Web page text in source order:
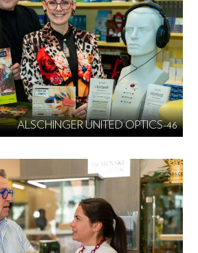
ALSCHINGER UNITED OPTICS-46